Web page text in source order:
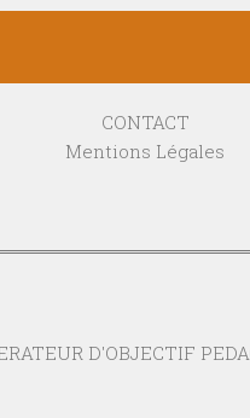
CONTACT
Mentions Légales
D'OBJECTIF